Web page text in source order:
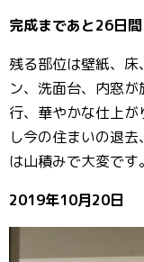
完成まであと26日間
残る部位は壁紙、
ン、洗面台、内窓
行、華やかな仕上が
し今の住まいの退
は山積みで大変です。
2019年10月20日